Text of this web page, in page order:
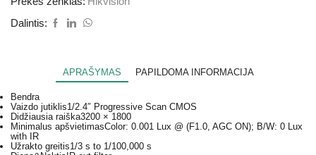
Dalintis:
APRAŠYMAS PAPILDOMA INFORMACIJA
Bendra
Vaizdo jutiklis1/2.4″ Progressive Scan CMOS
Didžiausia raiška3200 × 1800
Minimalus apšvietimasColor: 0.001 Lux @ (F1.0, AGC ON); B/W: 0 Lux
with IR
Užrakto greitis1/3 s to 1/100,000 s